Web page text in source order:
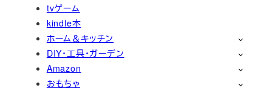
tvゲーム
kindle本
ホーム＆キッチン
DIY・工具・ガーデン
Amazon
おもちゃ